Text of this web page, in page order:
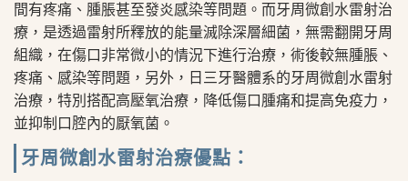
間有疼痛、腫脹甚至發炎感染等問題。而牙周微創水雷射治
療，是透過雷射所釋放的能量滅除深層細菌，無需翻開牙周
組織，在傷口非常微小的情況下進行治療，術後較無腫脹、
疼痛、感染等問題，另外，日三牙醫體系的牙周微創水雷射
治療，特別搭配高壓氧治療，降低傷口腫痛和提高免疫力，
並抑制口腔內的厭氧菌。
牙周微創水雷射治療優點：